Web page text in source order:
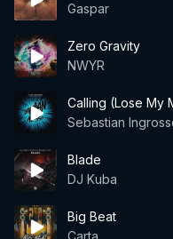
Gaspar
Zero Gravity
NWYR
Calling (Lose My
Sebastian
Blade
DJ Kuba
Big Beat
Carta